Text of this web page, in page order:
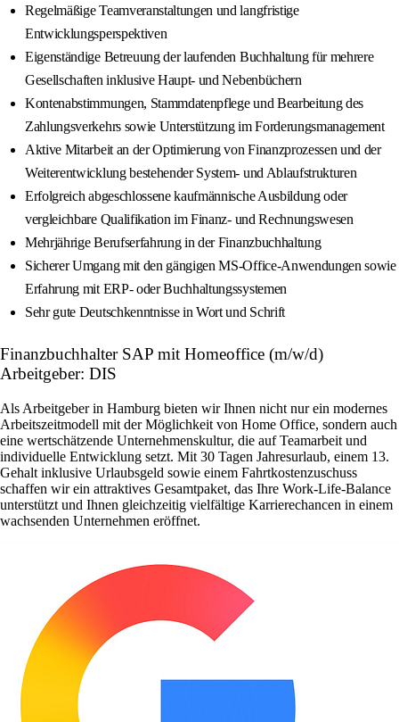
Regelmäßige Teamveranstaltungen und langfristige
Entwicklungsperspektiven
Eigenständige Betreuung der laufenden Buchhaltung für mehrere
Gesellschaften inklusive Haupt- und Nebenbüchern
Kontenabstimmungen, Stammdatenpflege und Bearbeitung des
Zahlungsverkehrs sowie Unterstützung im Forderungsmanagement
Aktive Mitarbeit an der Optimierung von Finanzprozessen und der
Weiterentwicklung bestehender System- und Ablaufstrukturen
Erfolgreich abgeschlossene kaufmännische Ausbildung oder
vergleichbare Qualifikation im Finanz- und Rechnungswesen
Mehrjährige Berufserfahrung in der Finanzbuchhaltung
Sicherer Umgang mit den gängigen MS-Office-Anwendungen sowie
Erfahrung mit ERP- oder Buchhaltungssystemen
Sehr gute Deutschkenntnisse in Wort und Schrift
Finanzbuchhalter SAP mit Homeoffice (m/w/d)
Arbeitgeber: DIS
Als Arbeitgeber in Hamburg bieten wir Ihnen nicht nur ein modernes
Arbeitszeitmodell mit der Möglichkeit von Home Office, sondern auch
eine wertschätzende Unternehmenskultur, die auf Teamarbeit und
individuelle Entwicklung setzt. Mit 30 Tagen Jahresurlaub, einem 13.
Gehalt inklusive Urlaubsgeld sowie einem Fahrtkostenzuschuss
schaffen wir ein attraktives Gesamtpaket, das Ihre Work-Life-Balance
unterstützt und Ihnen gleichzeitig vielfältige Karrierechancen in einem
wachsenden Unternehmen eröffnet.